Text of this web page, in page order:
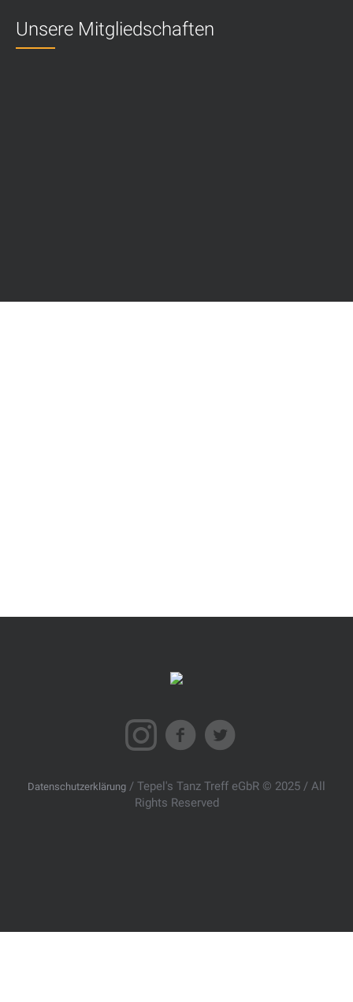
Unsere Mitgliedschaften
Datenschutzerklärung / Tepel's Tanz Treff eGbR © 2025 / All
Rights Reserved